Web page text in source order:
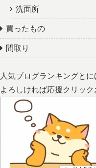
洗面所
買ったもの
間取り
人気ブログランキングと
よろしければ応援クリック